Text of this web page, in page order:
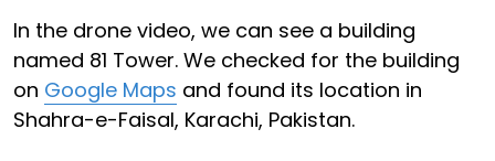
In the drone video, we can see a building
named 81 Tower. We checked for the building
on Google Maps and found its location in
Shahra-e-Faisal, Karachi, Pakistan.